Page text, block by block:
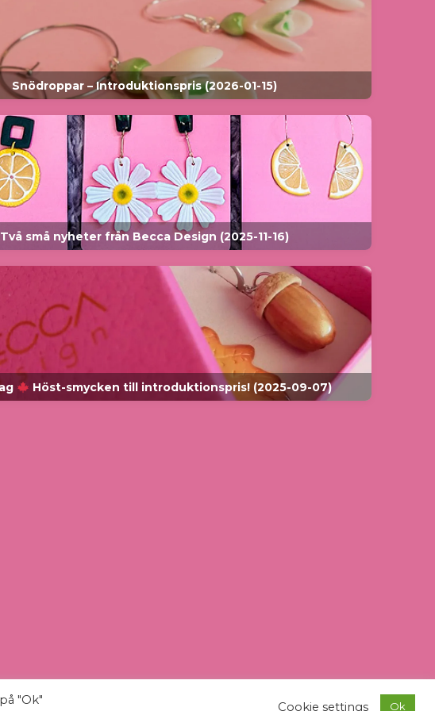
Snödroppar – Introduktionspris (2026-01-15)
Två små nyheter från Becca Design (2025-11-16)
Höst-smycken till introduktionspris! (2025-09-07)
"Ok"
Cookie settings Ok